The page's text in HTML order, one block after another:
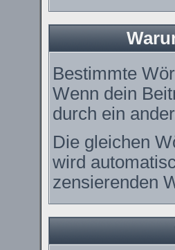
Bestimmte
Wenn dein
durch ein
Die gleichen
wird
zensierenden